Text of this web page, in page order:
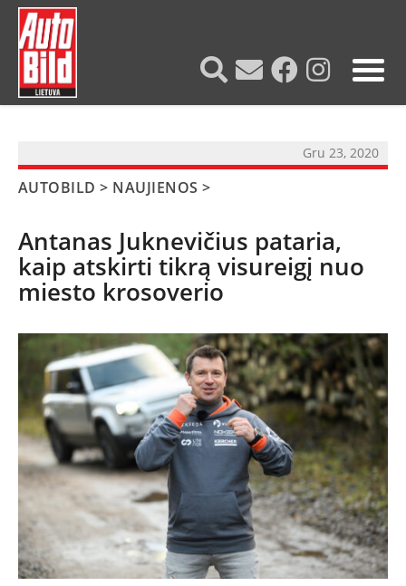
Gru 23, 2020
AUTOBILD > NAUJIENOS >
Antanas Juknevičius pataria,
kaip atskirti tikrą visureigį nuo
miesto krosoverio